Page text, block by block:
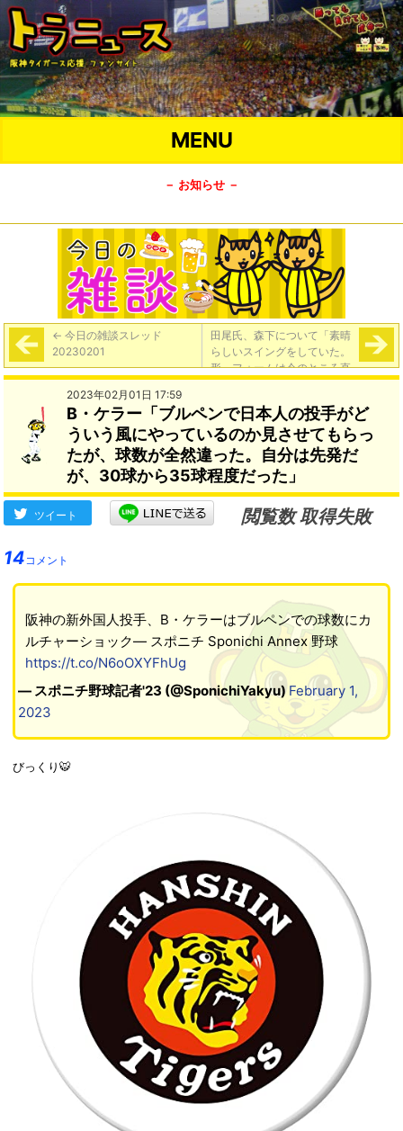
MENU
－ お知らせ －
← 今日の雑談スレッド
20230201
田尾氏、森下について「素晴
らしいスイングをしていた。
形、フォームは今のところ直
すところがない」→
2023年02月01日 17:59
B・ケラー「ブルペンで日本人の投手がど
ういう風にやっているのか見させてもらっ
たが、球数が全然違った。自分は先発だ
が、30球から35球程度だった」
ツイート
閲覧数 取得失敗
14コメント
阪神の新外国人投手、B・ケラーはブルペンでの球数にカ
ルチャーショック― スポニチ Sponichi Annex 野球
https://t.co/N6oOXYFhUg
— スポニチ野球記者'23 (@SponichiYakyu)February 1,
2023
びっくり🐯